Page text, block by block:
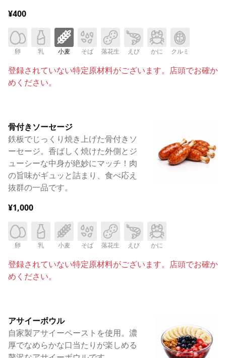
¥400
卵 乳 小麦 そば 落花生 えび かに クルミ
登録されていない特定原材料がございます。店頭でお確か
めください。
骨付きソーセージ
鉄板でじっくり焼き上げた骨付きソ
ーセージ。香ばしく焼けた外側とジ
ューシーな中身が絶妙にマッチ！肉
の旨味がギュッと詰まり、食べ応え
抜群の一品です。
¥1,000
卵 乳 小麦 そば 落花生 えび かに
登録されていない特定原材料がございます。店頭でお確か
めください。
アサイーボウル
自家製アサイーペーストを使用。濃
厚でなめらかな口当たりが楽しめる